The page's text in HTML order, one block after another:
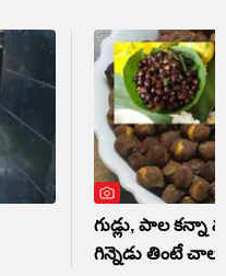
గుడ్లు, పాల కన్నా
గిన్నెడు తింటే చాలు